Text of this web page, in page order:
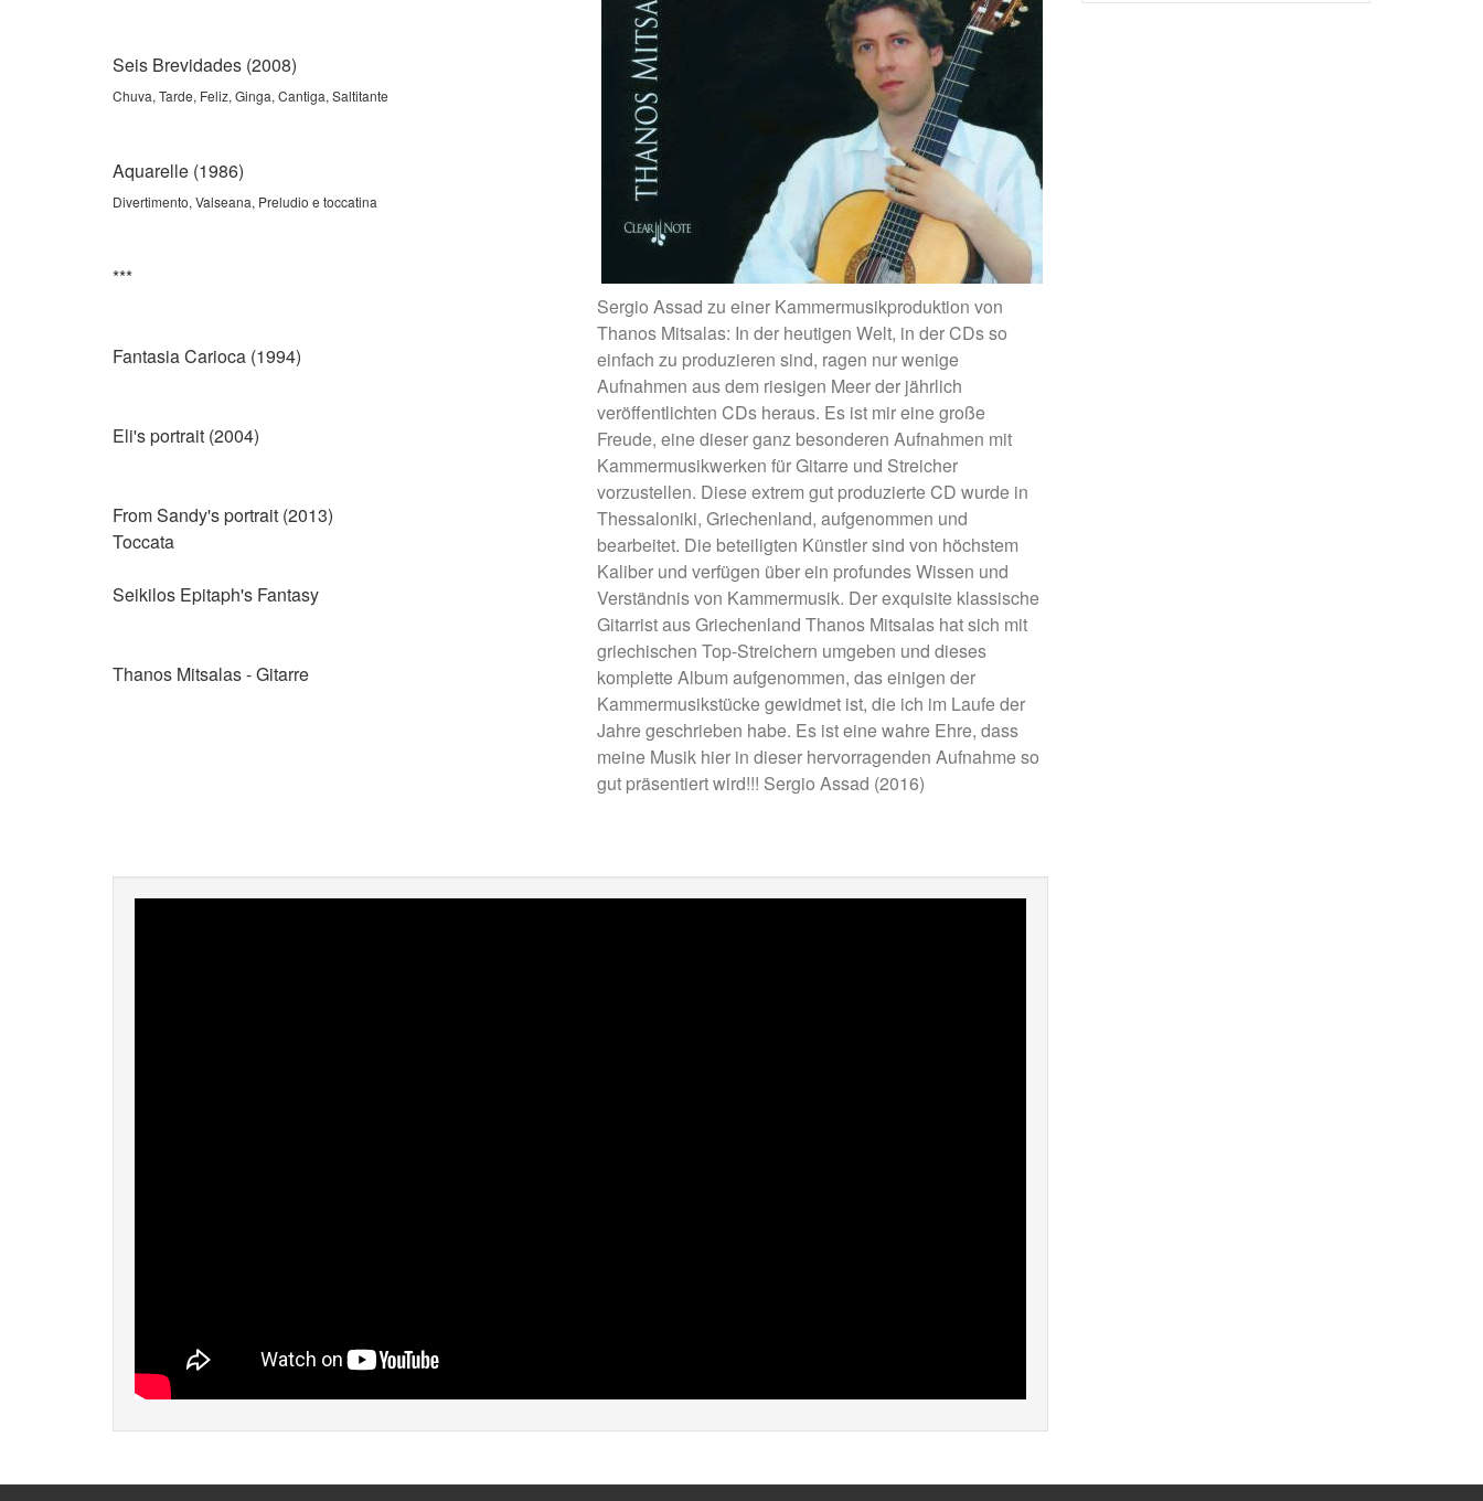
Sergio Assad zu einer Kammermusikproduktion von
Thanos Mitsalas: In der heutigen Welt, in der CDs so
einfach zu produzieren sind, ragen nur wenige
Aufnahmen aus dem riesigen Meer der jährlich
veröffentlichten CDs heraus. Es ist mir eine große
Freude, eine dieser ganz besonderen Aufnahmen mit
Kammermusikwerken für Gitarre und Streicher
vorzustellen. Diese extrem gut produzierte CD wurde in
Thessaloniki, Griechenland, aufgenommen und
bearbeitet. Die beteiligten Künstler sind von höchstem
Kaliber und verfügen über ein profundes Wissen und
Verständnis von Kammermusik. Der exquisite klassische
Gitarrist aus Griechenland Thanos Mitsalas hat sich mit
griechischen Top-Streichern umgeben und dieses
komplette Album aufgenommen, das einigen der
Kammermusikstücke gewidmet ist, die ich im Laufe der
Jahre geschrieben habe. Es ist eine wahre Ehre, dass
meine Musik hier in dieser hervorragenden Aufnahme so
gut präsentiert wird!!! Sergio Assad (2016)
Seis Brevidades (2008)
Chuva, Tarde, Feliz, Ginga, Cantiga, Saltitante
Aquarelle (1986)
Divertimento, Valseana, Preludio e toccatina
***
Fantasia Carioca (1994)
Eli's portrait (2004)
From Sandy's portrait (2013)
Toccata
Seikilos Epitaph's Fantasy
Thanos Mitsalas - Gitarre